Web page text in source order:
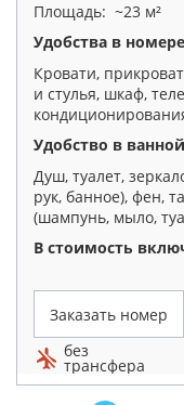
Площадь: ~23 м²
Удобства в
Кровати,
и стулья, шкаф,
Удобство в
Душ, туалет,
рук, банное), фен,
(шампунь, мыло,
В стоимость
Заказать номер
без
трансфера